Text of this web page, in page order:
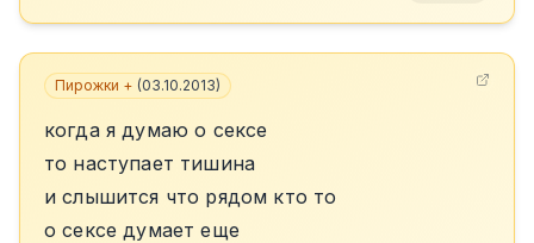
Пирожки + (03.10.2013)
когда я думаю о сексе
то наступает тишина
и слышится что рядом кто то
о сексе думает еще